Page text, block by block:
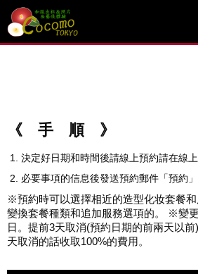
《 手 順 》
決定好日期和時間後請線上預約請在線上
必要事項的信息後發送預約郵件「預約
※預約時可以選擇相近的造型化妆套餐
變換套餐種類和追加服務選項的。 ※變
日。提前3天取消(預約日期的前兩天以
天取消的話收取100%的費用。